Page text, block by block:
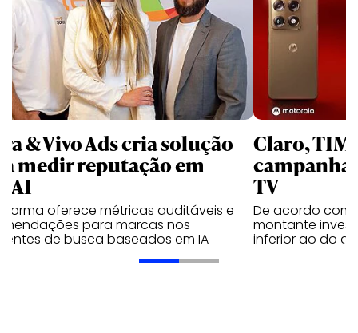
& Vivo Ads cria solução
medir reputação em
oferece métricas auditáveis e
para marcas nos
de busca baseados em IA
Claro,
TV
De acordo com
montante
inferior ao do